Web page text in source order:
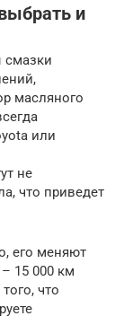
и
смазки
масляного
или
не
что приведет
его меняют
15 000 км
что